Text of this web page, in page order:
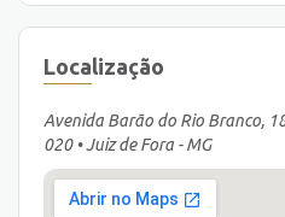
Localização
Avenida Barão do Rio Branco,
020 • Juiz de Fora - MG